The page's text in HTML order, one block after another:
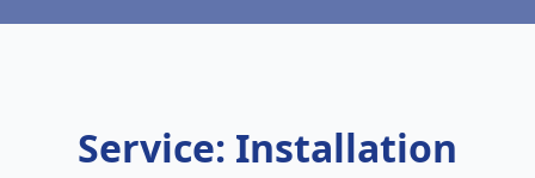
Service: Installation